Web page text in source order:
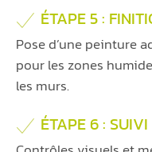
ÉTAPE 5 :
Pose d’une peinture
pour les zones
les murs.
ÉTAPE 6 :